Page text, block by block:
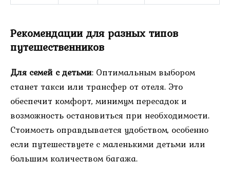
Рекомендации для разных типов
путешественников
Для семей с детьми: Оптимальным выбором
станет такси или трансфер от отеля. Это
обеспечит комфорт, минимум пересадок и
возможность остановиться при необходимости.
Стоимость оправдывается удобством, особенно
если путешествуете с маленькими детьми или
большим количеством багажа.